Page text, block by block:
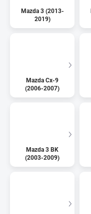
Mazda 3 (2013-
2019)
Mazda Cx-9
(2006-2007)
Mazda 3 BK
(2003-2009)